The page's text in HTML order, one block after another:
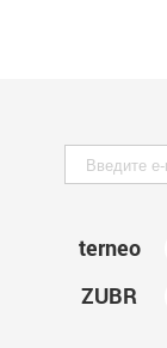
terneo
ZUBR